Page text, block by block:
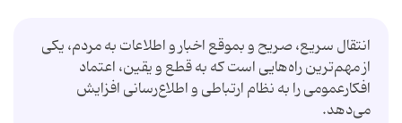
انتقال سریع، صریح و بموقع اخبار و اطلاعات به مردم، یکی
از مهم‌ترین راه‌هایی است که به‌ قطع و یقین، اعتماد
افکارعمومی را به نظام ارتباطی و اطلاع‌رسانی افزایش
می‌دهد.